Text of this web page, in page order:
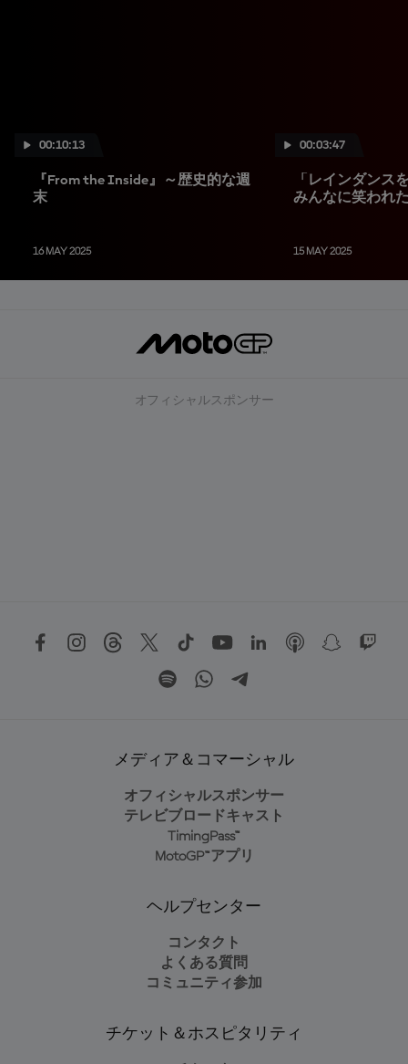
00:10:13
『From the Inside』～歴史的な週
末
16 MAY 2025
00:03:47
「レインダンス
みんなに笑われ
15 MAY 2025
オフィシャルスポンサー
メディア＆コマーシャル
オフィシャルスポンサー
テレビブロードキャスト
TimingPass™
MotoGP™アプリ
ヘルプセンター
コンタクト
よくある質問
コミュニティ参加
チケット＆ホスピタリティ